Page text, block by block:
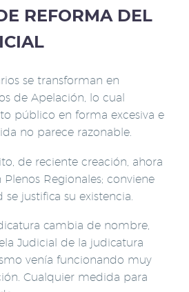
REFORMA DEL
se transforman en
de Apelación, lo cual
público en forma excesiva e
no parece razonable.
de reciente creación, ahora
Regionales; conviene
justifica su existencia.
cambia de nombre,
Judicial de la judicatura
venía funcionando muy
Cualquier medida para